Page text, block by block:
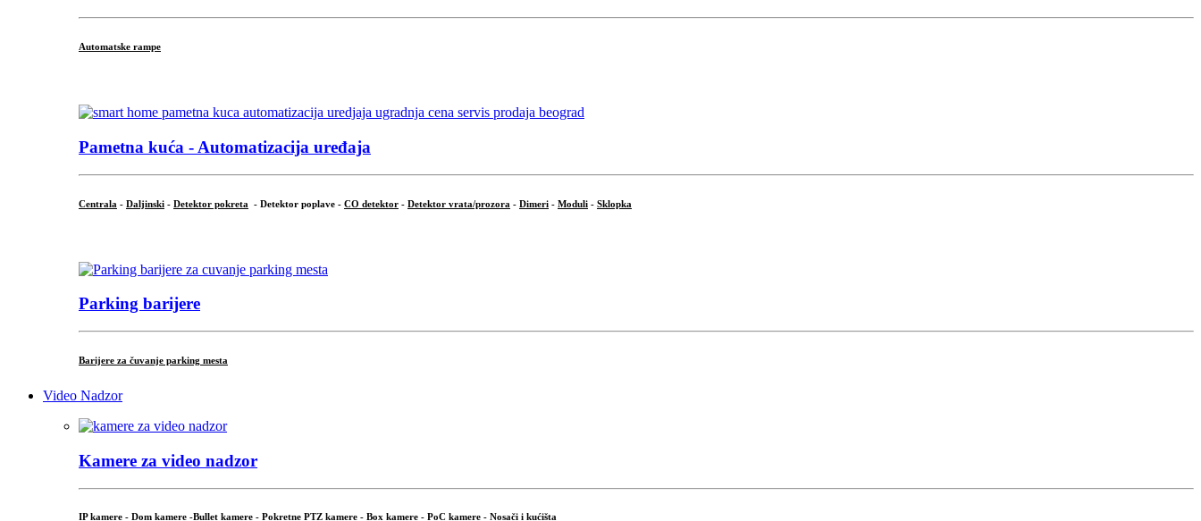
Automatske rampe
Pametna kuća - Automatizacija uređaja
Centrala - Daljinski - Detektor pokreta - Detektor poplave - CO detektor - Detektor vrata/prozora - Dimeri - Moduli - Sklopka
Parking barijere
Barijere za čuvanje parking mesta
Video Nadzor
Kamere za video nadzor
IP kamere - Dom kamere -Bullet kamere - Pokretne PTZ kamere - Box kamere - PoC kamere - Nosači i kućišta